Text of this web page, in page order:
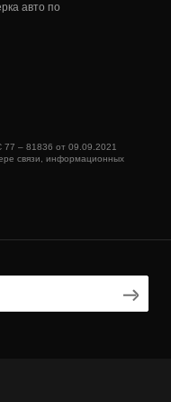
авто по
– 81836 от 09.09.2021
связи, информационных